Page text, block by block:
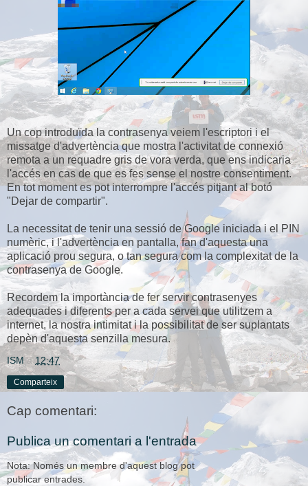
Un cop introduïda la contrasenya veiem l'escriptori i el
missatge d'advertència que mostra l'activitat de connexió
remota a un requadre gris de vora verda, que ens indicaria
l'accés en cas de que es fes sense el nostre consentiment.
En tot moment es pot interrompre l'accés pitjant al botó
"Dejar de compartir".
La necessitat de tenir una sessió de Google iniciada i el PIN
numèric, i l'advertència en pantalla, fan d'aquesta una
aplicació prou segura, o tan segura com la complexitat de la
contrasenya de Google.
Recordem la importància de fer servir contrasenyes
adequades i diferents per a cada servei que utilitzem a
internet, la nostra intimitat i la possibilitat de ser suplantats
depèn d'aquesta senzilla mesura.
ISM a 12:47
Comparteix
Cap comentari:
Publica un comentari a l'entrada
Nota: Només un membre d'aquest blog pot
publicar entrades.